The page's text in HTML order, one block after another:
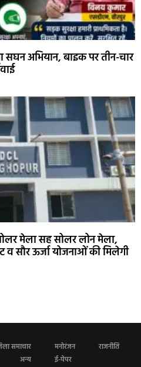
सघन अभियान, बाइक पर तीन-चार
मेला सह सोलर लोन मेला,
व सौर ऊर्जा योजनाओं की मिलेगी
समाचार मनोरंजन
राजनीति
अन्य ई-पेपर